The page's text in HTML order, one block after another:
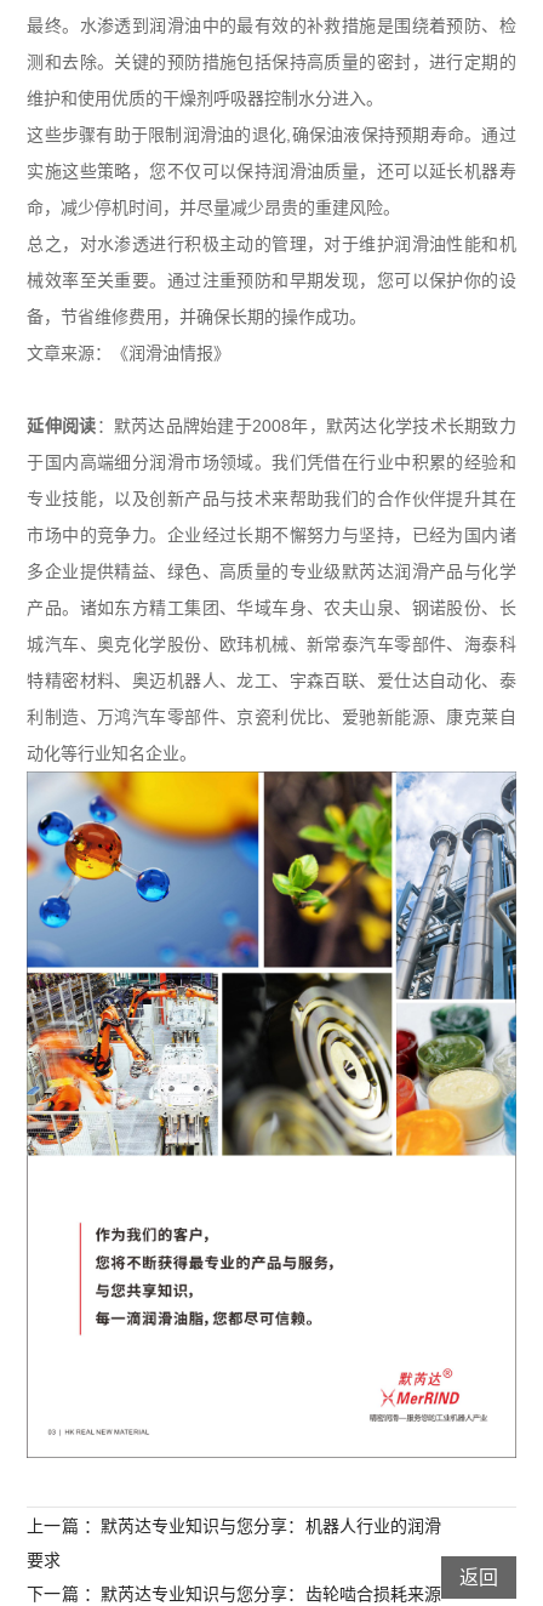
最终。水渗透到润滑油中的最有效的补救措施是围绕着预防、检
测和去除。关键的预防措施包括保持高质量的密封，进行定期的
维护和使用优质的干燥剂呼吸器控制水分进入。
这些步骤有助于限制润滑油的退化 确保油液保持预期寿命。通过
实施这些策略，您不仅可以保持润滑油质量，还可以延长机器寿
命，减少停机时间，并尽量减少昂贵的重建风险。
总之，对水渗透进行积极主动的管理，对于维护润滑油性能和机
械效率至关重要。通过注重预防和早期发现，您可以保护你的设
备，节省维修费用，并确保长期的操作成功。
文章来源：《润滑油情报》
延伸阅读：默芮达品牌始建于2008年，默芮达化学技术长期致力
于国内高端细分润滑市场领域。我们凭借在行业中积累的经验和
专业技能，以及创新产品与技术来帮助我们的合作伙伴提升其在
市场中的竞争力。企业经过长期不懈努力与坚持，已经为国内诸
多企业提供精益、绿色、高质量的专业级默芮达润滑产品与化学
产品。诸如东方精工集团、华域车身、农夫山泉、钢诺股份、长
城汽车、奥克化学股份、欧玮机械、新常泰汽车零部件、海泰科
特精密材料、奥迈机器人、龙工、宇森百联、爱仕达自动化、泰
利制造、万鸿汽车零部件、京瓷利优比、爱驰新能源、康克莱自
动化等行业知名企业。
上一篇 ：默芮达专业知识与您分享：机器人行业的润滑
要求
下一篇 ：默芮达专业知识与您分享：齿轮啮合损耗来源
返回